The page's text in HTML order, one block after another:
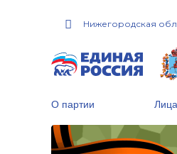
Нижегородская
О партии